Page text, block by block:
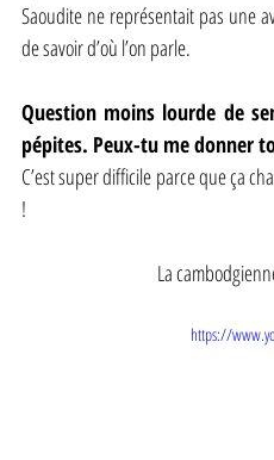
Saoudite ne représentait pas une
de savoir d’où l’on parle.
Question moins lourde de
pépites. Peux-tu me donner
C’est super difficile parce que ça
!
La
https://